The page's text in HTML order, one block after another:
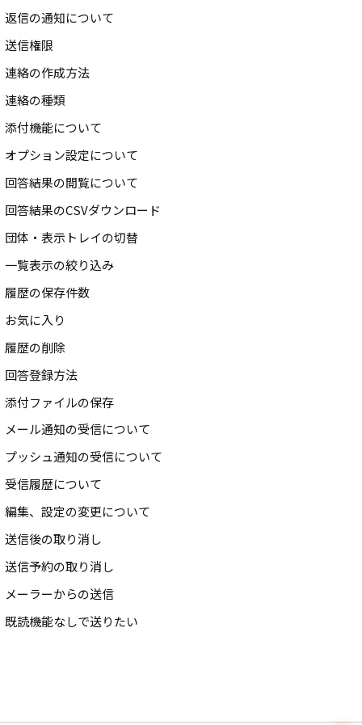
返信の通知について
送信権限
連絡の作成方法
連絡の種類
添付機能について
オプション設定について
回答結果の閲覧について
回答結果のCSVダウンロード
団体・表示トレイの切替
一覧表示の絞り込み
履歴の保存件数
お気に入り
履歴の削除
回答登録方法
添付ファイルの保存
メール通知の受信について
プッシュ通知の受信について
受信履歴について
編集、設定の変更について
送信後の取り消し
送信予約の取り消し
メーラーからの送信
既読機能なしで送りたい